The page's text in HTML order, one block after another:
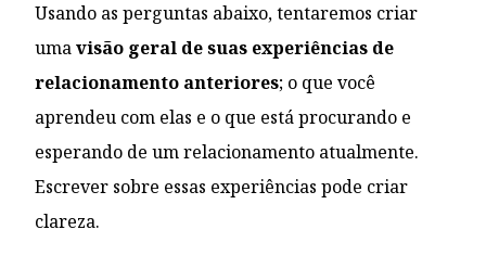
Usando as perguntas abaixo, tentaremos criar
umavisão geral de suas experiências de
relacionamento anteriores; o que você
aprendeu com elas e o que está procurando e
esperando de um relacionamento atualmente.
Escrever sobre essas experiências pode criar
clareza.